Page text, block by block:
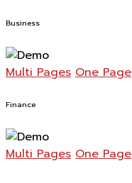
Business
Multi Pages One Page
Finance
Multi Pages One Page